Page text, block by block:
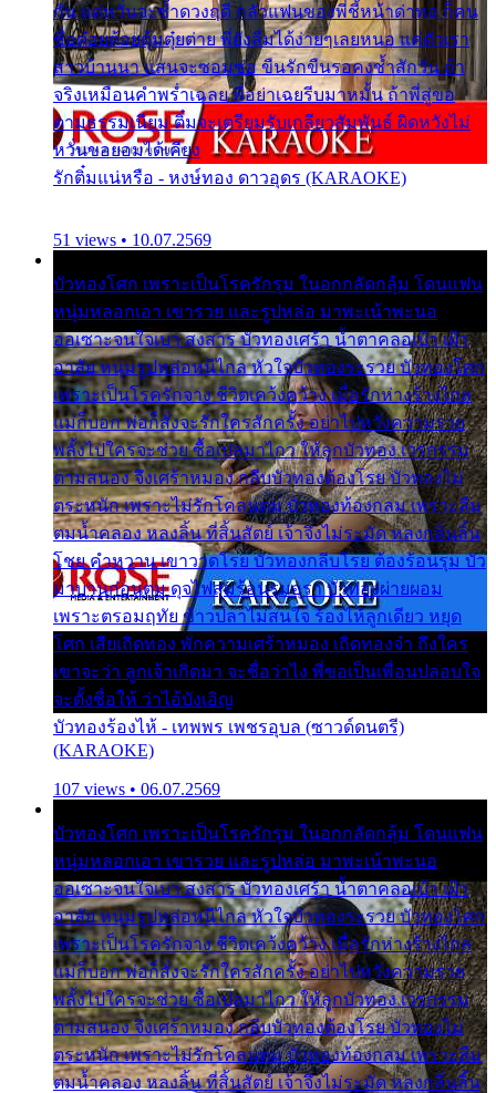
กัน แต่หวั่นจะช้ำดวงฤดี กลัวแฟนของพี่ชี้หน้าด่าทอ ก็คน
ชื่อต๋อยต้อยตุ้มตุ๋ยต่าย พี่ยังลืมได้ง่ายๆเลยหนอ แค่ตัวเรา
สาวบ้านนา แสนจะซอมซ่อ ขืนรักขืนรอคงช้ำสักวัน ถ้า
จริงเหมือนคำพร่ำเฉลย พี่อย่าเฉยรีบมาหมั้น ถ้าพี่สู่ขอ
ตามธรรมเนียม ติ๋มจะเตรียมรับเกลียวสัมพันธ์ ผิดหวังไม่
หวั่นขอยอมได้เคียง
รักติ๋มแน่หรือ - หงษ์ทอง ดาวอุดร (KARAOKE)
51 views • 10.07.2569
บัวทองโศก เพราะเป็นโรครักรุม ในอกกลัดกลุ้ม โดนแฟน
หนุ่มหลอกเอา เขารวย และรูปหล่อ มาพะเน้าพะนอ
ออเซาะจนใจเบา สงสาร บัวทองเศร้า น้ำตาคลอเบ้า เฝ้า
อาลัย หนุ่มรูปหล่อหนีไกล หัวใจบัวทองระรวย บัวทองโศก
เพราะเป็นโรครักจาง ชีวิตเคว้งคว้าง เมื่อรักห่างร้างไกล
แม่ก็บอก พ่อก็สั่งจะรักใครสักครั้ง อย่าไปหวังความรวย
พลั้งไปใครจะช่วย ซื้อเปลมาไกว ให้ลูกบัวทอง เวรกรรม
ตามสนอง จึงเศร้าหมอง กลีบบัวทองต้องโรย บัวทองไม่
ตระหนัก เพราะไม่รักโคลนตม บัวทองท้องกลม เพราะลืม
ตมน้ำคลอง หลงลิ้น ที่สิ้นสัตย์ เจ้าจึงไม่ระมัด หลงกลิ่นลิ้น
โชย คำหวาน เขาวาดโรย บัวทองกลีบโรย ต้องร้อนรุม บัว
มาบานก่อนตูม ดุจไฟสุมร้อนรุมอุรา บัวทองผ่ายผอม
เพราะตรอมฤทัย ข้าวปลาไม่สนใจ ร้องไห้ลูกเดียว หยุด
โศก เสียเถิดทอง พักความเศร้าหมอง เถิดทองจ๋า ถึงใคร
เขาจะว่า ลูกเจ้าเกิดมา จะชื่อว่าไง พี่ขอเป็นเพื่อนปลอบใจ
จะตั้งชื่อให้ ว่าไอ้บังเอิญ
บัวทองร้องไห้ - เทพพร เพชรอุบล (ซาวด์ดนตรี)
(KARAOKE)
107 views • 06.07.2569
บัวทองโศก เพราะเป็นโรครักรุม ในอกกลัดกลุ้ม โดนแฟน
หนุ่มหลอกเอา เขารวย และรูปหล่อ มาพะเน้าพะนอ
ออเซาะจนใจเบา สงสาร บัวทองเศร้า น้ำตาคลอเบ้า เฝ้า
อาลัย หนุ่มรูปหล่อหนีไกล หัวใจบัวทองระรวย บัวทองโศก
เพราะเป็นโรครักจาง ชีวิตเคว้งคว้าง เมื่อรักห่างร้างไกล
แม่ก็บอก พ่อก็สั่งจะรักใครสักครั้ง อย่าไปหวังความรวย
พลั้งไปใครจะช่วย ซื้อเปลมาไกว ให้ลูกบัวทอง เวรกรรม
ตามสนอง จึงเศร้าหมอง กลีบบัวทองต้องโรย บัวทองไม่
ตระหนัก เพราะไม่รักโคลนตม บัวทองท้องกลม เพราะลืม
ตมน้ำคลอง หลงลิ้น ที่สิ้นสัตย์ เจ้าจึงไม่ระมัด หลงกลิ่นลิ้น